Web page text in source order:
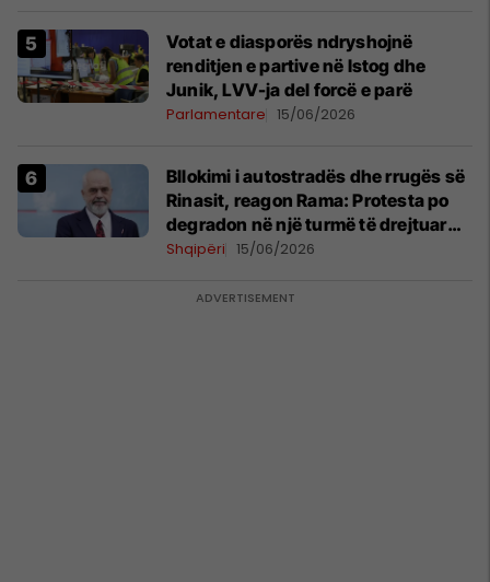
Votat e diasporës ndryshojnë
renditjen e partive në Istog dhe
Junik, LVV-ja del forcë e parë
Parlamentare 15/06/2026
Bllokimi i autostradës dhe rrugës së
Rinasit, reagon Rama: Protesta po
degradon në një turmë të drejtuar
nga mendje të liga
Shqipëri 15/06/2026